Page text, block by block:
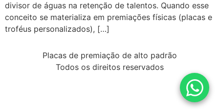
divisor de águas na retenção de talentos. Quando esse
conceito se materializa em premiações físicas (placas e
troféus personalizados), […]
Placas de premiação de alto padrão
Todos os direitos reservados